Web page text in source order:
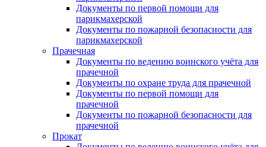
Документы по первой помощи для
парикмахерской
Документы по пожарной безопасности для
парикмахерской
Прачечная
Документы по ведению воинского учёта для
прачечной
Документы по охране труда для прачечной
Документы по первой помощи для
прачечной
Документы по пожарной безопасности для
прачечной
Прокат